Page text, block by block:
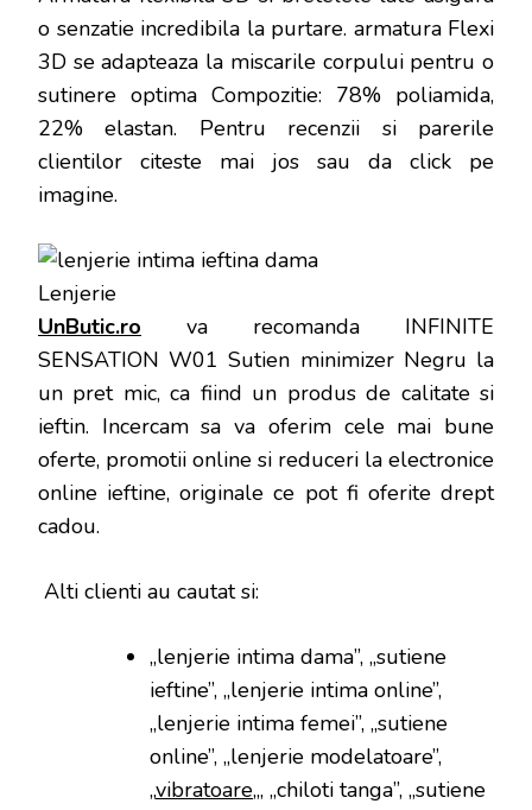
o senzatie incredibila la purtare. armatura Flexi
3D se adapteaza la miscarile corpului pentru o
sutinere optima Compozitie: 78% poliamida,
22% elastan. Pentru recenzii si parerile
clientilor citeste mai jos sau da click pe
imagine.
UnButic.ro va recomanda INFINITE
SENSATION W01 Sutien minimizer Negru la
un pret mic, ca fiind un produs de calitate si
ieftin. Incercam sa va oferim cele mai bune
oferte, promotii online si reduceri la electronice
online ieftine, originale ce pot fi oferite drept
cadou.
Alti clienti au cautat si:
„lenjerie intima dama”, „sutiene
ieftine”, „lenjerie intima online”,
„lenjerie intima femei”, „sutiene
online”, „lenjerie modelatoare”,
„vibratoare„, „chiloti tanga”, „sutiene